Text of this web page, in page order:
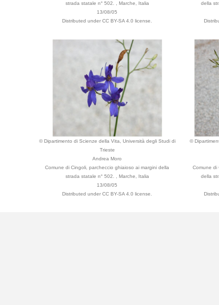
strada statale n° 502. , Marche, Italia
13/08/05
Distributed under CC BY-SA 4.0 license.
della
© Dipartimento di Scienze della Vita, Università degli Studi di
Trieste
Andrea Moro
Comune di Cingoli, parcheccio ghiaioso ai margini della
strada statale n° 502. , Marche, Italia
13/08/05
Distributed under CC BY-SA 4.0 license.
©
Comune di
della